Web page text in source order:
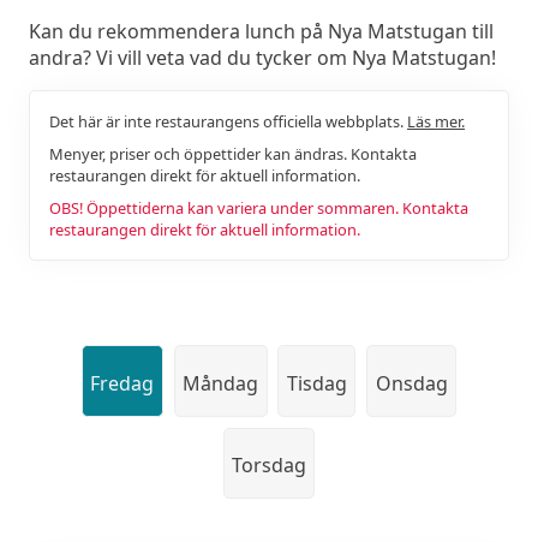
Kan du rekommendera lunch på Nya Matstugan till
andra? Vi vill veta vad du tycker om Nya Matstugan!
Det här är inte restaurangens officiella webbplats. Läs mer.
Menyer, priser och öppettider kan ändras. Kontakta
restaurangen direkt för aktuell information.
OBS! Öppettiderna kan variera under sommaren. Kontakta
restaurangen direkt för aktuell information.
Fredag Måndag Tisdag Onsdag
Torsdag